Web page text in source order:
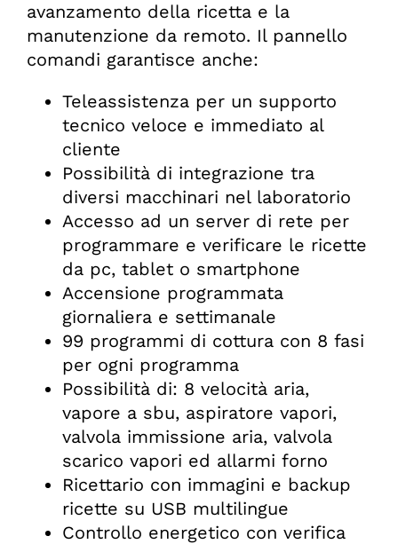
avanzamento della ricetta e la
manutenzione da remoto. Il pannello
comandi garantisce anche:
Teleassistenza per un supporto
tecnico veloce e immediato al
cliente
Possibilità di integrazione tra
diversi macchinari nel laboratorio
Accesso ad un server di rete per
programmare e verificare le ricette
da pc, tablet o smartphone
Accensione programmata
giornaliera e settimanale
99 programmi di cottura con 8 fasi
per ogni programma
Possibilità di: 8 velocità aria,
vapore a sbu, aspiratore vapori,
valvola immissione aria, valvola
scarico vapori ed allarmi forno
Ricettario con immagini e backup
ricette su USB multilingue
Controllo energetico con verifica